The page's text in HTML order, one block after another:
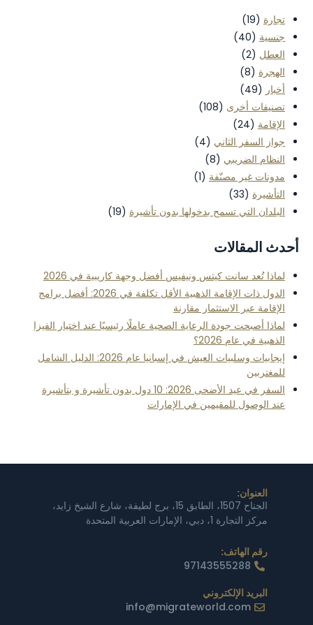
تجارة (19)
جنسية (40)
العطل (2)
الهجرة (8)
أخبار (49)
تصنيفات أخرى (108)
الإقامة (24)
جواز السفر الثاني (4)
النظام الضريبي (8)
مدونات غير مصنّفة (1)
التأشيرة (33)
البلدان التي تسمح بدخولها بدون تأشيرة (19)
أحدث المقالات
لماذا تُعد سانت كيتس ونيفيس أفضل وجهة كاريبية في 2026
الدول ذات الإقامة الذهبية الأقل تكلفة في 2026: أفضل برامج
الإقامة عبر الاستثمار مقارنة
لماذا أصبحت جودة الرعاية الصحية عاملًا رئيسيًا عند اختيار الفيزا
الذهبية في عام 2026؟
إيجابيات وسلبيات العيش في إسبانيا عام 2026: الدليل الشامل
للمغتربين
السفر في عيد الأضحى 2026: 10 دول بدون تأشيرة و بتأشيرة
عند الوصول للمقيمين في الإمارات
العنوان:
الجناح 1507، الطابق 15، برج لطيفة، شارع الشيخ زايد،
مركز التجارة 1، دبي، الإمارات العربية المتحدة
رقم الهاتف:
97143555288
البريد الإلكتروني
info@migrateworld.com